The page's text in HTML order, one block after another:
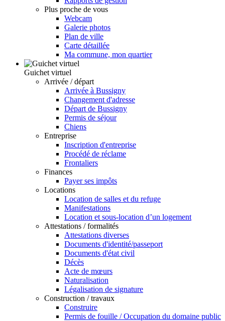
Plus proche de vous
Webcam
Galerie photos
Plan de ville
Carte détaillée
Ma commune, mon quartier
Guichet virtuel
Arrivée / départ
Arrivée à Bussigny
Changement d'adresse
Départ de Bussigny
Permis de séjour
Chiens
Entreprise
Inscription d'entreprise
Procédé de réclame
Frontaliers
Finances
Payer ses impôts
Locations
Location de salles et du refuge
Manifestations
Location et sous-location d’un logement
Attestations / formalités
Attestations diverses
Documents d'identité/passeport
Documents d'état civil
Décès
Acte de mœurs
Naturalisation
Légalisation de signature
Construction / travaux
Construire
Permis de fouille / Occupation du domaine public